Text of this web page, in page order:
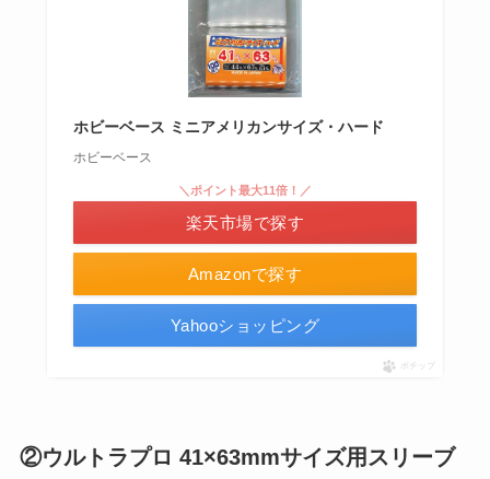
ホビーベース ミニアメリカンサイズ・ハード
ホビーベース
Amazonで探す
＼ポイント最大11倍！／
楽天市場で探す
Yahooショッピング
ポチップ
②ウルトラプロ 41×63mmサイズ用スリーブ